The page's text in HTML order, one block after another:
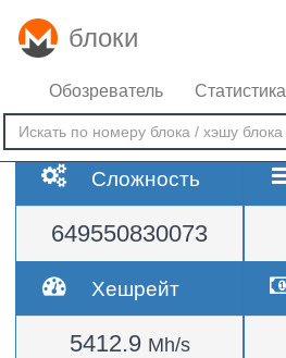
блоки
Обозреватель Статистика
Сложность
649550830073
Хешрейт
5412.9 Mh/s